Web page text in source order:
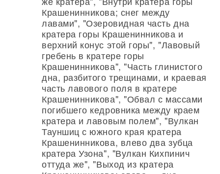
Крашенинникова; снег между
лавами", "Озеровидная часть дна
кратера горы Крашенинникова и
верхний конус этой горы", "Лавовый
гребень в кратере горы
Крашенинникова", "Часть глинистого
дна, разбитого трещинами, и краевая
часть лавового поля в кратере
Крашенинникова", "Обвал с массами
погибшего кедровника между краем
кратера и лавовым полем", "Вулкан
Тауншиц с южного края кратера
Крашенинникова, влево два зубца
кратера Узона", "Вулкан Кихпинич
оттуда же", "Выход из кратера